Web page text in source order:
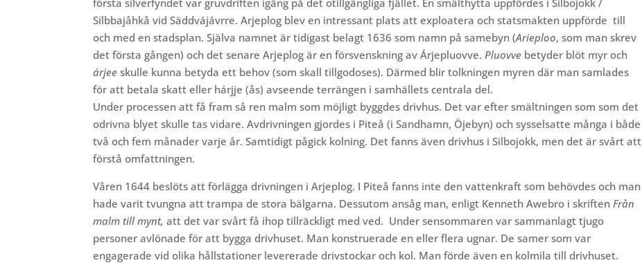
första silverfyndet var gruvdriften igång på det otillgängliga fjället. En smälthytta uppfördes i Silbojokk /
Silbbajåhkå vid Säddvájávrre.Arjeplog blev en intressant plats att exploatera och statsmakten uppförde till
och med en stadsplan. Själva namnet är tidigast belagt 1636 som namn på samebyn (Arieploo, som man skrev
det första gången) och det senare Arjeplog är en försvenskning av Árjepluovve.Pluovve betyder blöt myr och
árjee skulle kunna betyda ett behov (som skall tillgodoses). Därmed blir tolkningen myren där man samlades
för att betala skatt eller hárjje (ås) avseende terrängen i samhällets centrala del.
Under processen att få fram så ren malm som möjligt byggdes drivhus. Det var efter smältningen som som det
odrivna blyet skulle tas vidare. Avdrivningen gjordes i Piteå (i Sandhamn, Öjebyn) och sysselsatte många i både
två och fem månader varje år. Samtidigt pågick kolning. Det fanns även drivhus i Silbojokk, men det är svårt att
förstå omfattningen.
Våren 1644 beslöts att förlägga drivningen i Arjeplog. I Piteå fanns inte den vattenkraft som behövdes och man
hade varit tvungna att trampa de stora bälgarna. Dessutom ansåg man, enligt Kenneth Awebro i skriftenFrån
malm till mynt,att det var svårt få ihop tillräckligt med ved. Under sensommaren var sammanlagt tjugo
personer avlönade för att bygga drivhuset. Man konstruerade en eller flera ugnar. De samer som var
engagerade vid olika hållstationer levererade drivstockar och kol. Man förde även en kolmila till drivhuset.